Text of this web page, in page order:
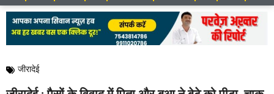
जीरादेई